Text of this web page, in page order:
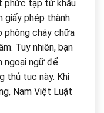
phức tạp từ khâu
giấy phép thành
phòng cháy chữa
Tuy nhiên, bạn
ngoại ngữ để
thủ tục này. Khi
Nam Việt Luật